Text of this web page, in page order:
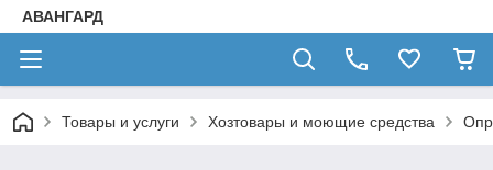
АВАНГАРД
Товары и услуги Хозтовары и моющие средства